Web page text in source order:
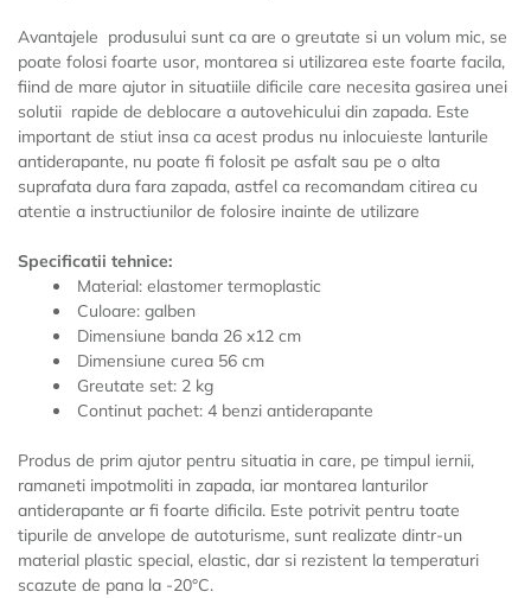
Avantajele produsului sunt ca are o greutate si un volum mic, se
poate folosi foarte usor, montarea si utilizarea este foarte facila,
fiind de mare ajutor in situatiile dificile care necesita gasirea unei
solutii rapide de deblocare a autovehicului din zapada. Este
important de stiut insa ca acest produs nu inlocuieste lanturile
antiderapante, nu poate fi folosit pe asfalt sau pe o alta
suprafata dura fara zapada, astfel ca recomandam citirea cu
atentie a instructiunilor de folosire inainte de utilizare
Specificatii tehnice:
Material: elastomer termoplastic
Culoare: galben
Dimensiune banda 26 x12 cm
Dimensiune curea 56 cm
Greutate set: 2 kg
Continut pachet: 4 benzi antiderapante
Produs de prim ajutor pentru situatia in care, pe timpul iernii,
ramaneti impotmoliti in zapada, iar montarea lanturilor
antiderapante ar fi foarte dificila. Este potrivit pentru toate
tipurile de anvelope de autoturisme, sunt realizate dintr-un
material plastic special, elastic, dar si rezistent la temperaturi
scazute de pana la -20°C.